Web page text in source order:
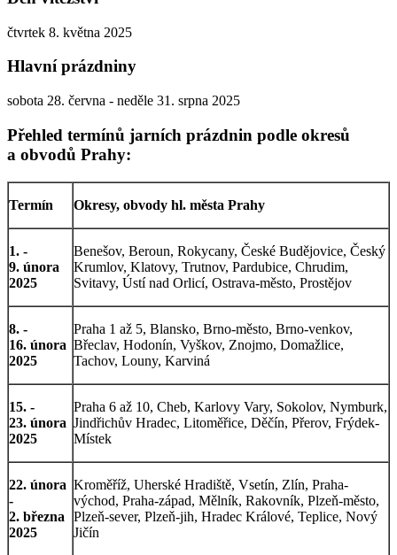
čtvrtek 8. května 2025
Hlavní prázdniny
sobota 28. června - neděle 31. srpna 2025
Přehled termínů jarních prázdnin podle okresů
a obvodů Prahy:
Termín Okresy, obvody hl. města Prahy
1. -
9. února
2025
Benešov, Beroun, Rokycany, České Budějovice, Český
Krumlov, Klatovy, Trutnov, Pardubice, Chrudim,
Svitavy, Ústí nad Orlicí, Ostrava-město, Prostějov
8. -
16. února
2025
Praha 1 až 5, Blansko, Brno-město, Brno-venkov,
Břeclav, Hodonín, Vyškov, Znojmo, Domažlice,
Tachov, Louny, Karviná
15. -
23. února
2025
Praha 6 až 10, Cheb, Karlovy Vary, Sokolov, Nymburk,
Jindřichův Hradec, Litoměřice, Děčín, Přerov, Frýdek-
Místek
22. února
-
2. března
2025
Kroměříž, Uherské Hradiště, Vsetín, Zlín, Praha-
východ, Praha-západ, Mělník, Rakovník, Plzeň-město,
Plzeň-sever, Plzeň-jih, Hradec Králové, Teplice, Nový
Jičín